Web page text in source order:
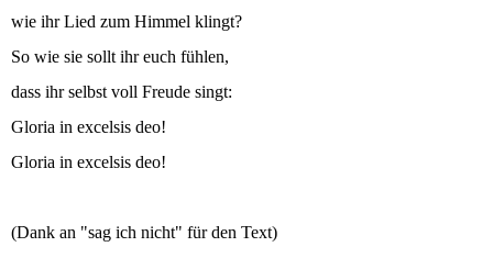
wie ihr Lied zum Himmel klingt?
So wie sie sollt ihr euch fühlen,
dass ihr selbst voll Freude singt:
Gloria in excelsis deo!
Gloria in excelsis deo!
(Dank an "sag ich nicht" für den Text)